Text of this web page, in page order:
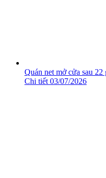
Quán net mở cửa sau
Chi tiết 03/07/2026